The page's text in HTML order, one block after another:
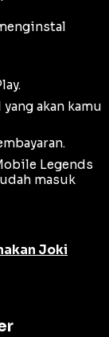
akan kamu
Legends
masuk
Joki